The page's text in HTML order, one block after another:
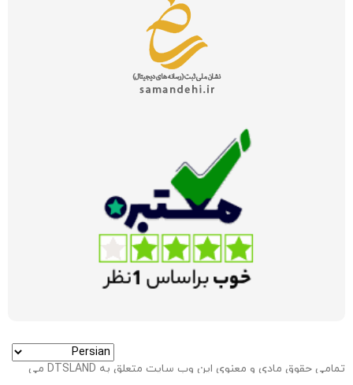
تمامی حقوق مادی و معنوی این وب سایت متعلق به DTSLAND می